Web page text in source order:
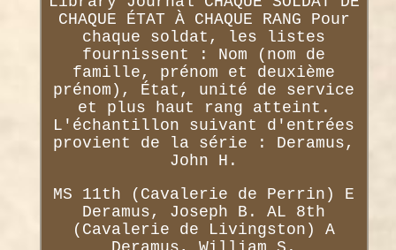
CHAQUE ÉTAT À CHAQUE RANG Pour
chaque soldat, les listes
fournissent : Nom (nom de
famille, prénom et deuxième
prénom), État, unité de service
et plus haut rang atteint.
L'échantillon suivant d'entrées
provient de la série : Deramus,
John H.
MS 11th (Cavalerie de Perrin) E
Deramus, Joseph B. AL 8th
(Cavalerie de Livingston) A